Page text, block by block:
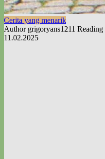
Cerita yang menarik
Author grigoryans1211 Reading
11.02.2025